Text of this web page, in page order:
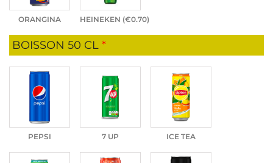
ORANGINA HEINEKEN (€0.70)
BOISSON 50 CL *
PEPSI 7 UP ICE TEA